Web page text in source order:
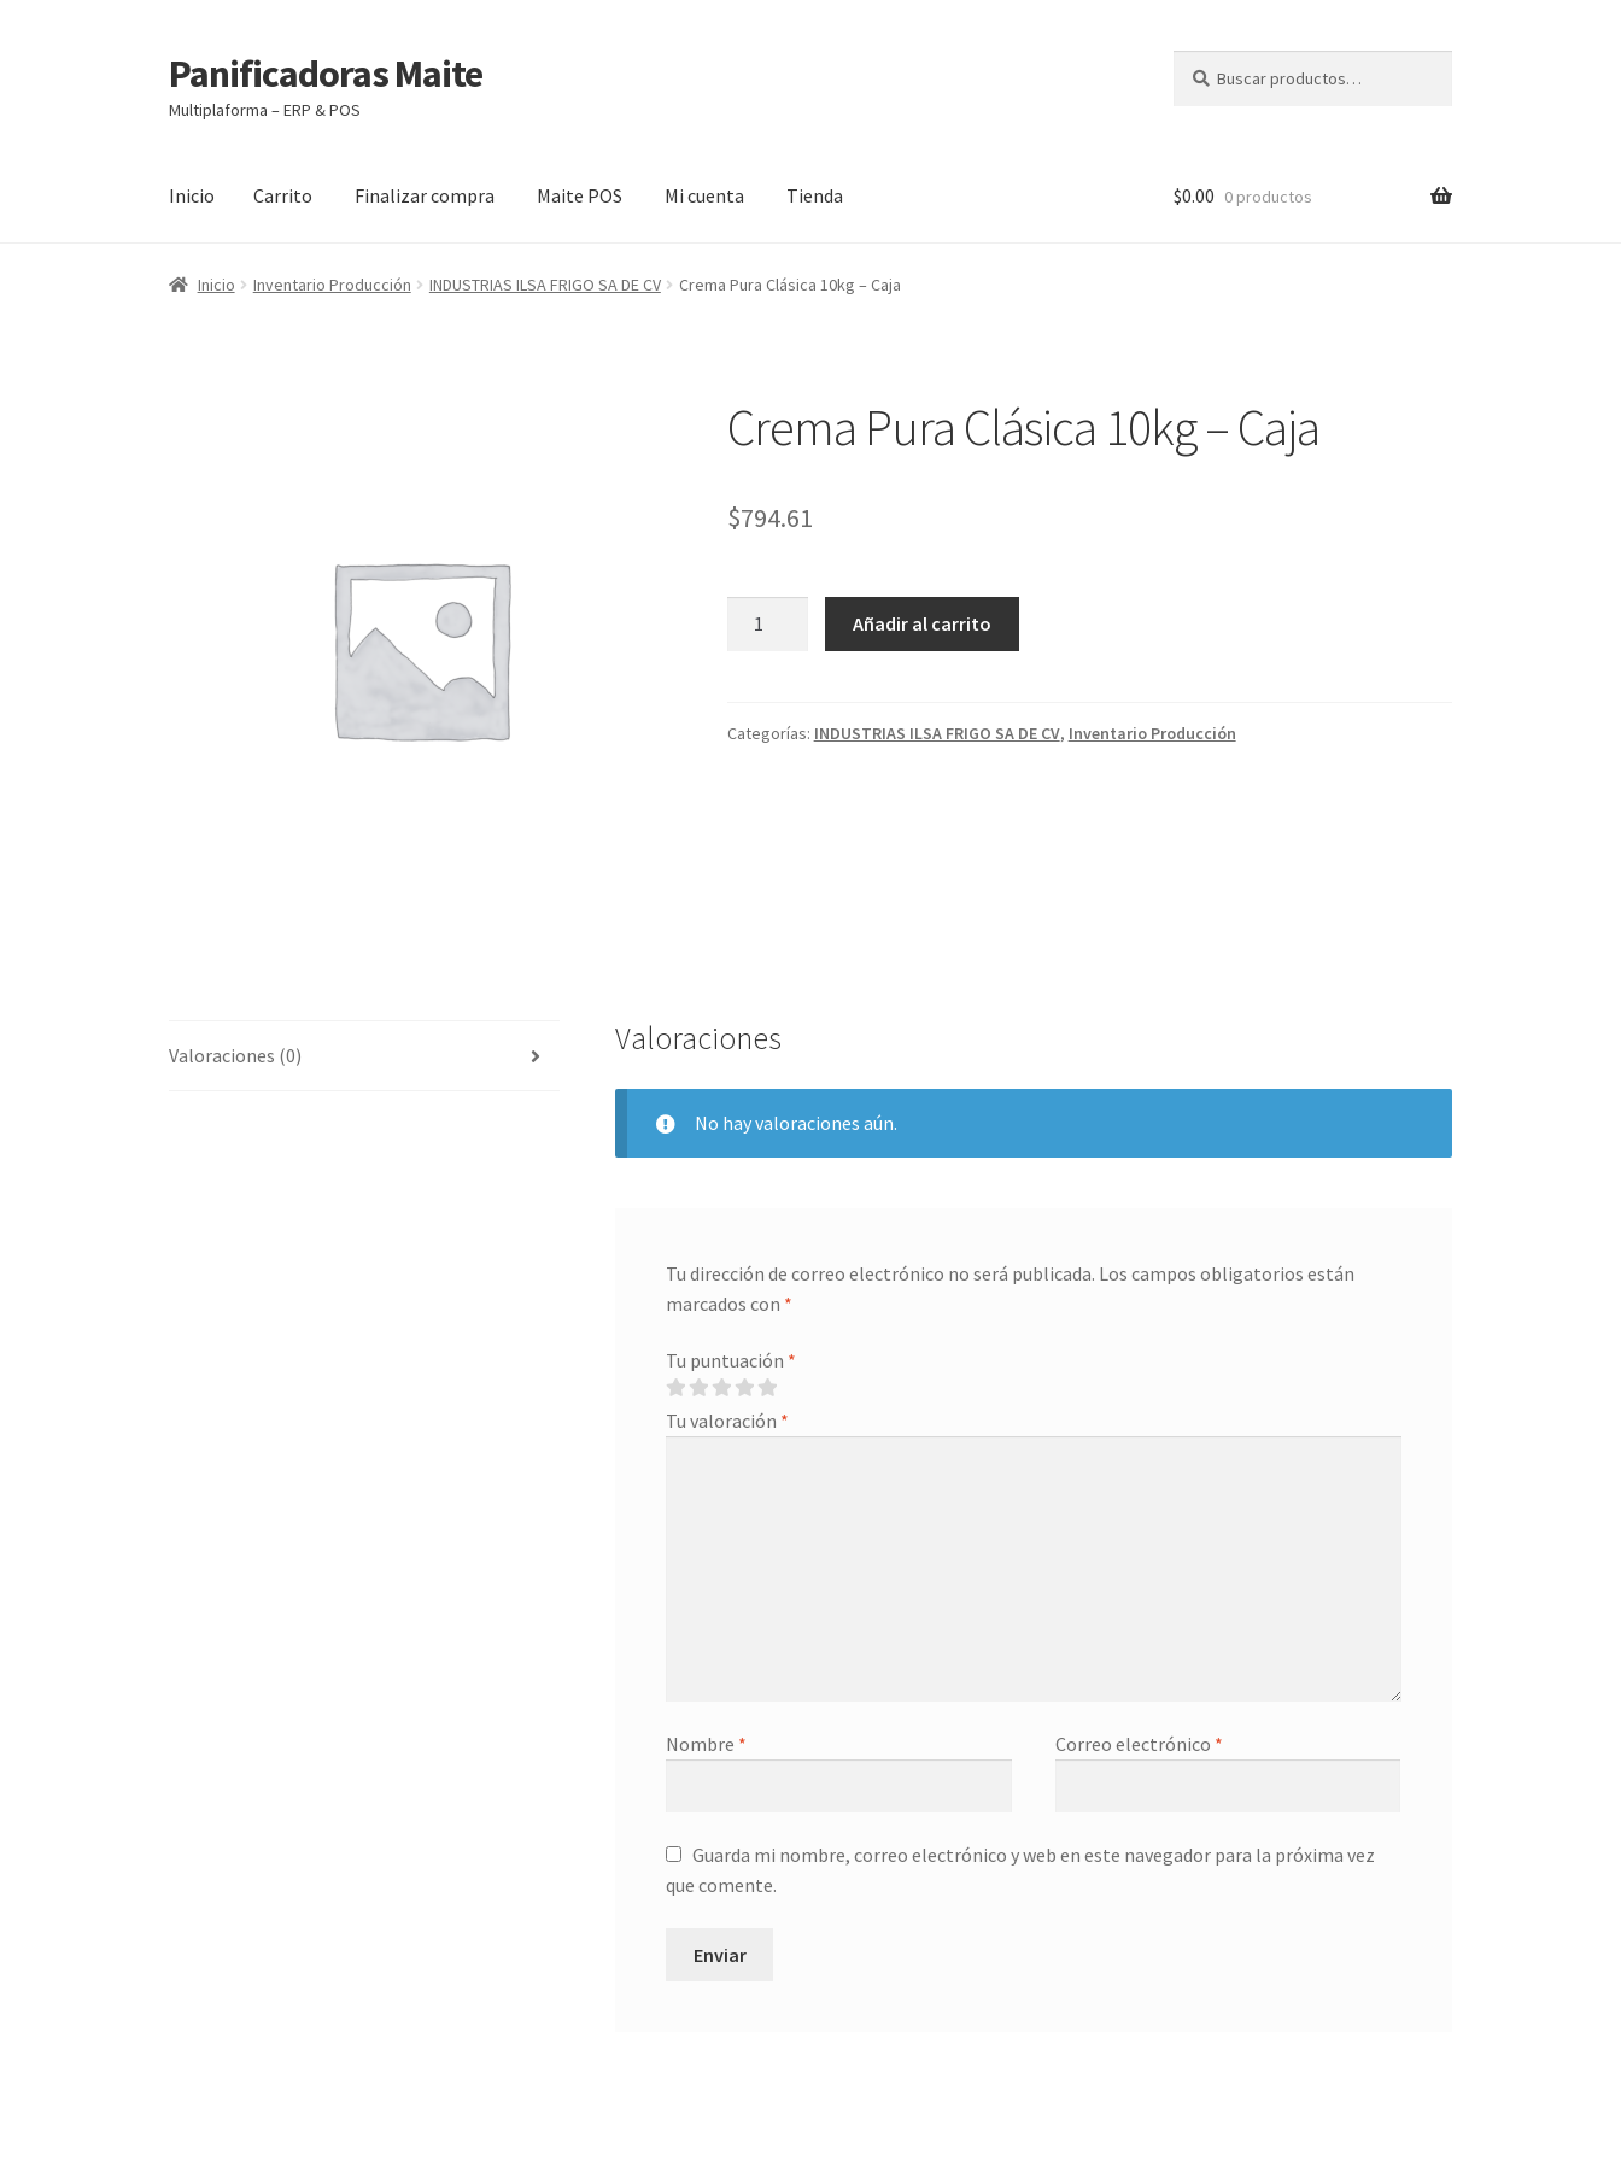
Ir
a
la
Ir
al
contenido
Panificadoras Maite
Multiplaforma – ERP & POS
por:
Inicio Carrito Finalizar compra Maite POS Mi cuenta Tienda
Inicio Carrito Finalizar compra Maite POS Mi cuenta Tienda
$0.00 0 productos
Inicio Inventario Producción INDUSTRIAS ILSA FRIGO SA DE CV Crema Pura Clásica 10kg – Caja
Crema Pura Clásica 10kg – Caja
$794.61
-
Añadir al carrito
Categorías: INDUSTRIAS ILSA FRIGO SA DE CV, Inventario Producción
Valoraciones (0) Valoraciones
No hay valoraciones aún.
Tu dirección de correo electrónico no será publicada. Los campos obligatorios están
marcados con *
Tu puntuación *
Tu valoración *
Nombre * Correo electrónico *
Guarda mi nombre, correo electrónico y web en este navegador para la próxima vez
que comente.